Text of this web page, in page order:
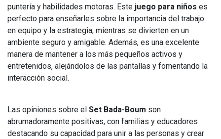
puntería y habilidades motoras. Este juego para niños es
perfecto para enseñarles sobre la importancia del trabajo
en equipo y la estrategia, mientras se divierten en un
ambiente seguro y amigable. Además, es una excelente
manera de mantener a los más pequeños activos y
entretenidos, alejándolos de las pantallas y fomentando la
interacción social.
Las opiniones sobre el Set Bada-Boum son
abrumadoramente positivas, con familias y educadores
destacando su capacidad para unir a las personas y crear